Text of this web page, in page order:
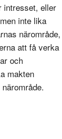
intresset, eller
inte lika
närområde,
att få verka
och
makten